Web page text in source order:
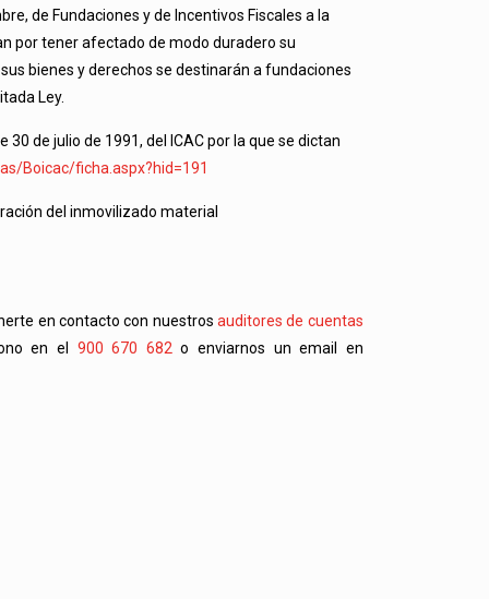
de Fundaciones y de Incentivos Fiscales a la
por tener afectado de modo duradero su
bienes y derechos se destinarán a fundaciones
Ley.
de julio de 1991, del ICAC por la que se dictan
Boicac/ficha.aspx?hid=191
del inmovilizado material
en contacto con nuestros auditores de cuentas
en el 900 670 682 o enviarnos un email en